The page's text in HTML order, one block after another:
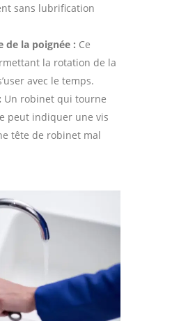
sans lubrification
de la poignée : Ce
la rotation de la
avec le temps.
Un robinet qui tourne
peut indiquer une vis
tête de robinet mal